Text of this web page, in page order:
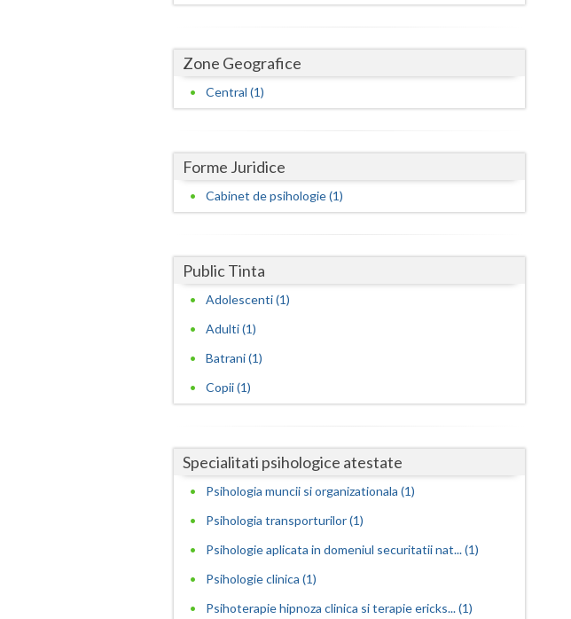
Ilfov
Salaj
Satu-Mare
Sibiu
Suceava
Zone Geografice
Central (1)
Forme Juridice
Cabinet de psihologie (1)
Public Tinta
Adolescenti (1)
Adulti (1)
Batrani (1)
Copii (1)
Specialitati psihologice atestate
Psihologia muncii si organizationala (1)
Psihologia transporturilor (1)
Psihologie aplicata in domeniul securitatii nat... (1)
Psihologie clinica (1)
Psihoterapie hipnoza clinica si terapie ericks... (1)